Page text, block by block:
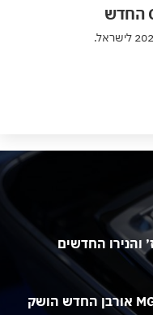
החדשים
משפחתית במחיר של סופר מיני: MG4 אורבן החדש הושק